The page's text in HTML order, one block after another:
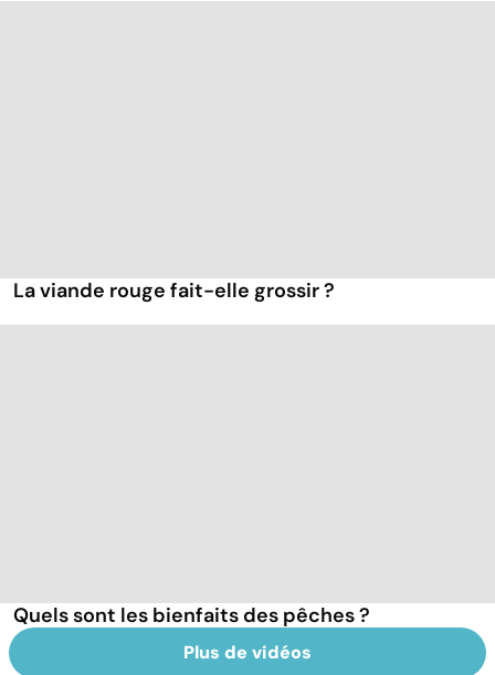
La viande rouge fait-elle grossir ?
Quels sont les bienfaits des pêches ?
Plus de vidéos